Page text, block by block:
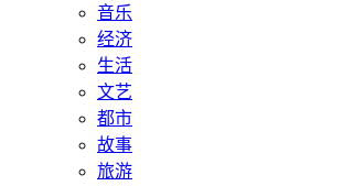
音乐
经济
生活
文艺
都市
故事
旅游